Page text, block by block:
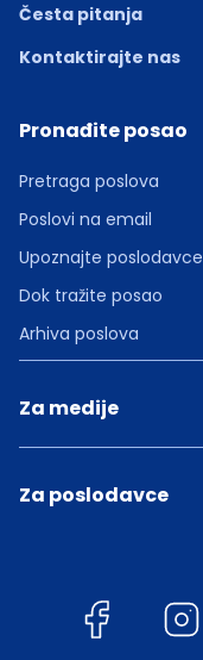
Česta pitanja
Kontaktirajte nas
Pronađite posao
Pretraga poslova
Poslovi na email
Upoznajte poslodavce
Dok tražite posao
Arhiva poslova
Za medije
Za poslodavce